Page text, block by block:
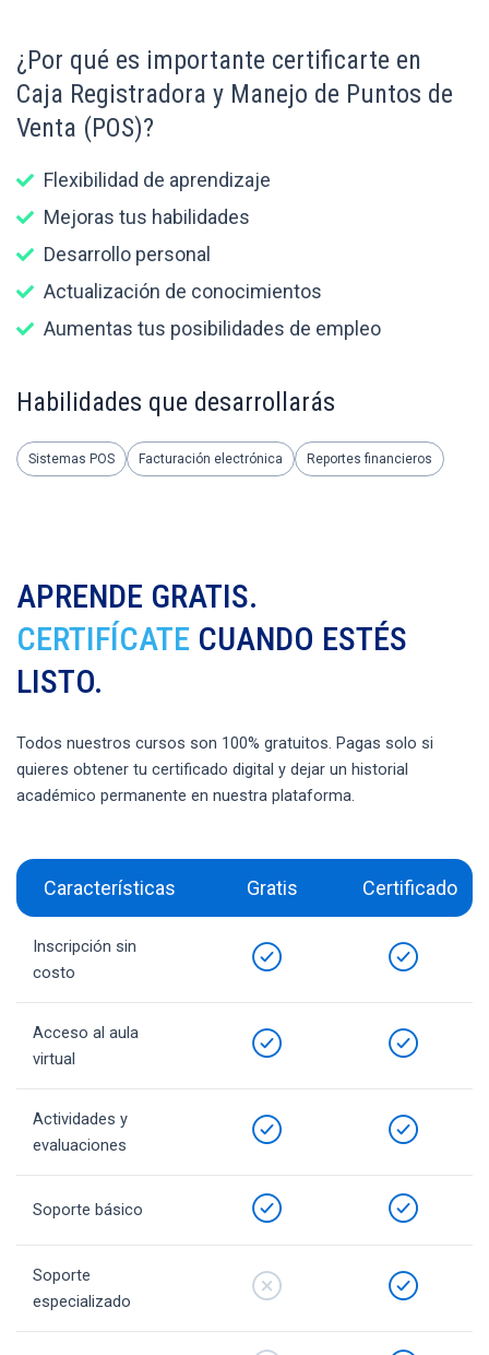
¿Por qué es importante certificarte en
Caja Registradora y Manejo de Puntos de
Venta (POS)?
Flexibilidad de aprendizaje
Mejoras tus habilidades
Desarrollo personal
Actualización de conocimientos
Aumentas tus posibilidades de empleo
Habilidades que desarrollarás
Sistemas POS Facturación electrónica Reportes financieros
APRENDE GRATIS.
CERTIFÍCATE CUANDO ESTÉS
LISTO.
Todos nuestros cursos son 100% gratuitos. Pagas solo si
quieres obtener tu certificado digital y dejar un historial
académico permanente en nuestra plataforma.
Características Gratis Certificado
Inscripción sin
costo
Acceso al aula
virtual
Actividades y
evaluaciones
Soporte básico
Soporte
especializado